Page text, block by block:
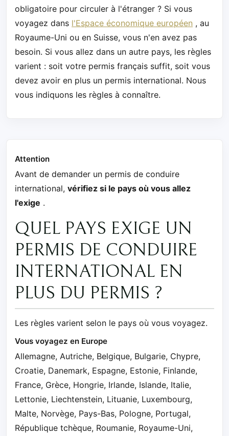
obligatoire pour circuler à l'étranger ? Si vous
voyagez dans l'Espace économique européen , au
Royaume-Uni ou en Suisse, vous n'en avez pas
besoin. Si vous allez dans un autre pays, les règles
varient : soit votre permis français suffit, soit vous
devez avoir en plus un permis international. Nous
vous indiquons les règles à connaître.
Attention
Avant de demander un permis de conduire
international, vérifiez si le pays où vous allez
l'exige .
QUEL PAYS EXIGE UN
PERMIS DE CONDUIRE
INTERNATIONAL EN
PLUS DU PERMIS ?
Les règles varient selon le pays où vous voyagez.
Vous voyagez en Europe
Allemagne, Autriche, Belgique, Bulgarie, Chypre,
Croatie, Danemark, Espagne, Estonie, Finlande,
France, Grèce, Hongrie, Irlande, Islande, Italie,
Lettonie, Liechtenstein, Lituanie, Luxembourg,
Malte, Norvège, Pays-Bas, Pologne, Portugal,
République tchèque, Roumanie, Royaume-Uni,